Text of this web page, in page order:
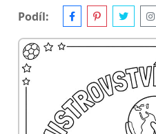
Podíl: